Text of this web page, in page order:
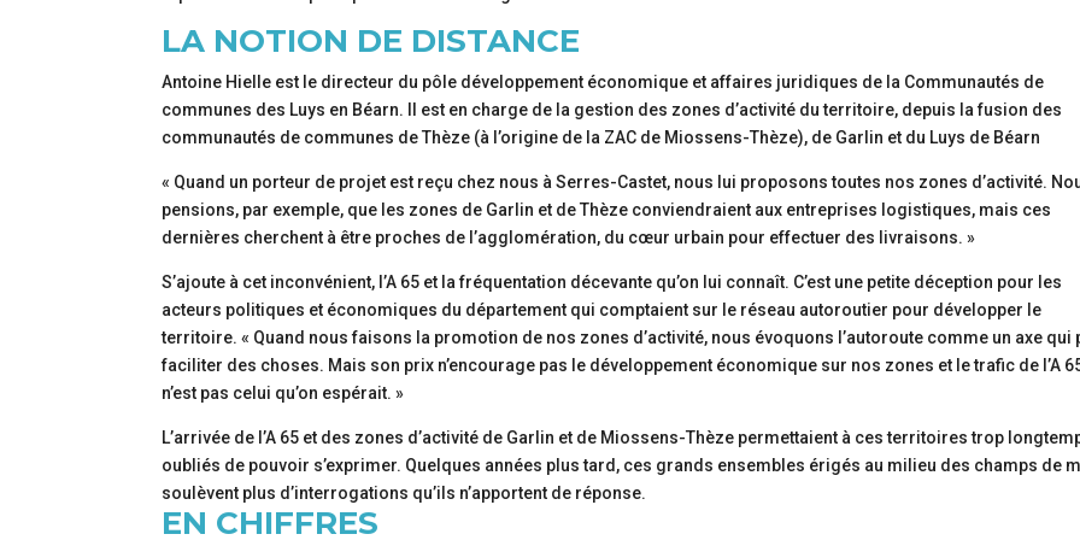
LA NOTION DE DISTANCE
Antoine Hielle est le directeur du pôle développement économique et affaires juridiques de la Communautés de
communes des Luys en Béarn. Il est en charge de la gestion des zones d’activité du territoire, depuis la fusion des
communautés de communes de Thèze (à l’origine de la ZAC de Miossens-Thèze), de Garlin et du Luys de Béarn
« Quand un porteur de projet est reçu chez nous à Serres-Castet, nous lui proposons toutes nos zones d’activité.
pensions, par exemple, que les zones de Garlin et de Thèze conviendraient aux entreprises logistiques, mais ces
dernières cherchent à être proches de l’agglomération, du cœur urbain pour effectuer des livraisons. »
S’ajoute à cet inconvénient, l’A 65 et la fréquentation décevante qu’on lui connaît. C’est une petite déception pour les
acteurs politiques et économiques du département qui comptaient sur le réseau autoroutier pour développer le
territoire. « Quand nous faisons la promotion de nos zones d’activité, nous évoquons l’autoroute comme un axe qui
faciliter des choses. Mais son prix n’encourage pas le développement économique sur nos zones et le trafic de l’A
n’est pas celui qu’on espérait. »
L’arrivée de l’A 65 et des zones d’activité de Garlin et de Miossens-Thèze permettaient à ces territoires trop
oubliés de pouvoir s’exprimer. Quelques années plus tard, ces grands ensembles érigés au milieu des champs de
soulèvent plus d’interrogations qu’ils n’apportent de réponse.
EN CHIFFRES